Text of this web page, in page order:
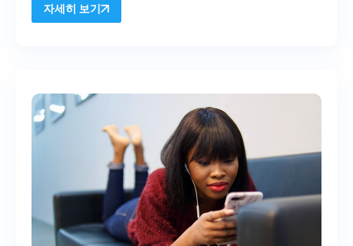
자세히 보기